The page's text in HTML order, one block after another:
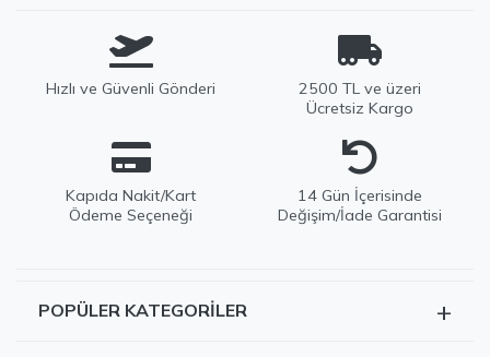
EDWOX Destek
Hızlı ve Güvenli Gönderi
2500 TL ve üzeri
Ücretsiz Kargo
Kapıda Nakit/Kart
Ödeme Seçeneği
14 Gün İçerisinde
Değişim/İade Garantisi
POPÜLER KATEGORILER +